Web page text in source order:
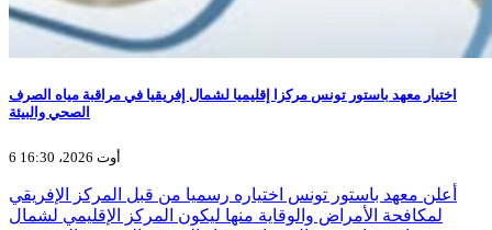
اختيار معهد باستور تونس مركزا إقليميا لشمال إفريقيا في مراقبة مياه الصرف
الصحي والبيئة
6 أوت 2026، 16:30
أعلن معهد باستور تونس اختياره رسميا من قبل المركز الإفريقي
لمكافحة الأمراض والوقاية منها ليكون المركز الإقليمي لشمال